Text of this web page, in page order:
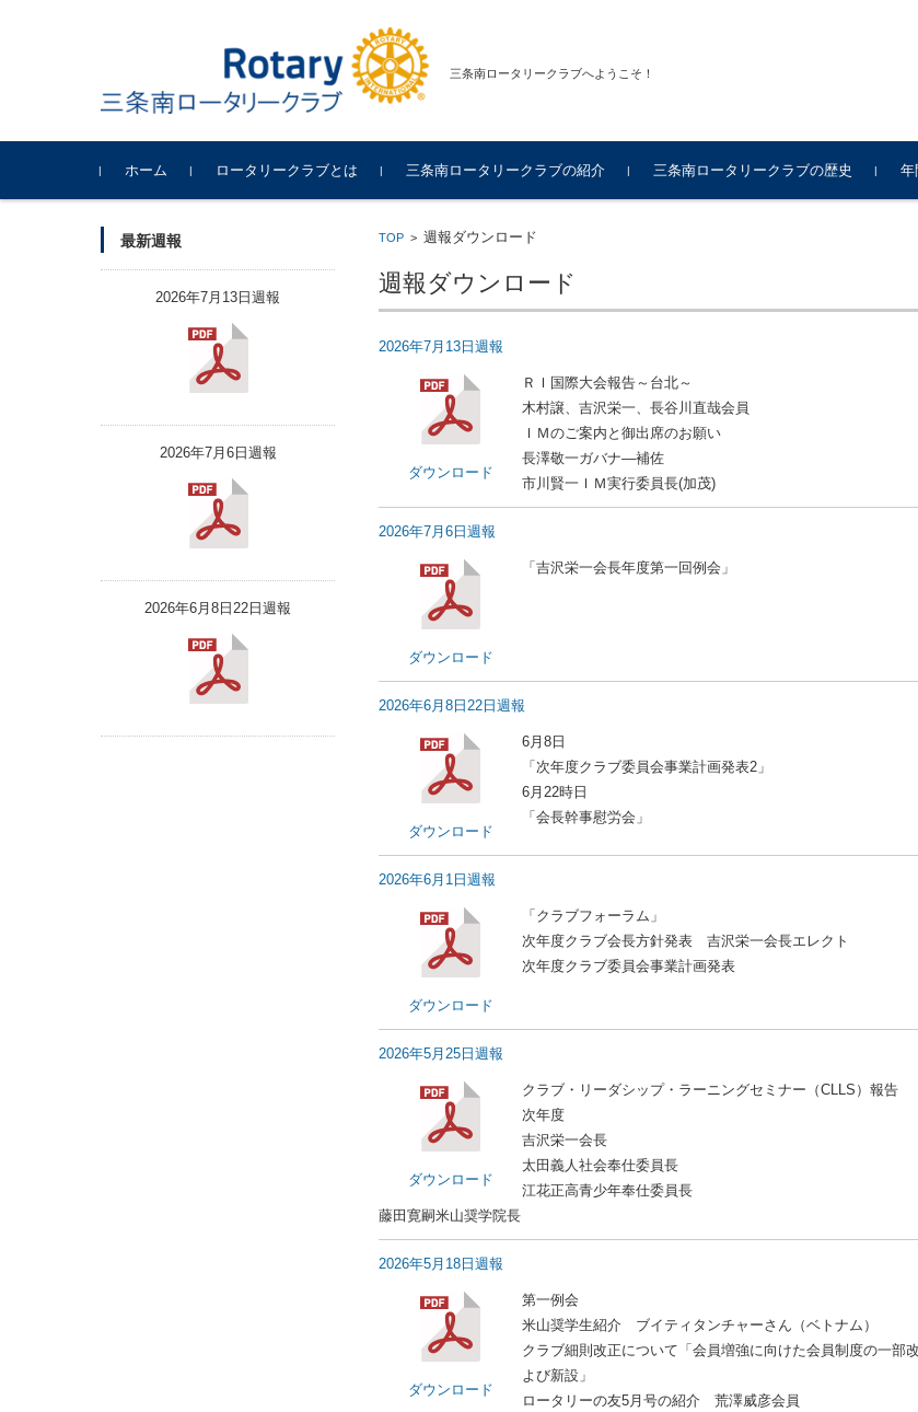
三条南ロータリークラブへようこそ！
コンテンツに移動
ホーム
ロータリークラブとは 三条南ロータリークラブの紹介 三条南ロータリークラブの歴史 年
TOP >週報ダウンロード
週報ダウンロード
2026年7月13日週報
ダウンロード
ＲＩ国際大会報告～台北～
木村譲、吉沢栄一、長谷川直哉会員
ＩＭのご案内と御出席のお願い
長澤敬一ガバナ―補佐
市川賢一ＩＭ実行委員長(加茂)
2026年7月6日週報
ダウンロード
「吉沢栄一会長年度第一回例会」
2026年6月8日22日週報
ダウンロード
6月8日
「次年度クラブ委員会事業計画発表2」
6月22時日
「会長幹事慰労会」
2026年6月1日週報
ダウンロード
「クラブフォーラム」
次年度クラブ会長方針発表 吉沢栄一会長エレクト
次年度クラブ委員会事業計画発表
2026年5月25日週報
ダウンロード
クラブ・リーダシップ・ラーニングセミナー（CLLS）報告
次年度
吉沢栄一会長
太田義人社会奉仕委員長
江花正高青少年奉仕委員長
藤田寛嗣米山奨学院長
2026年5月18日週報
ダウンロード
第一例会
米山奨学生紹介 ブイティタンチャーさん（ベトナム）
クラブ細則改正について「会員増強に向けた会員制度の一部
よび新設」
ロータリーの友5月号の紹介 荒澤威彦会員
最新週報
2026年7月13日週報
2026年7月6日週報
2026年6月8日22日週報